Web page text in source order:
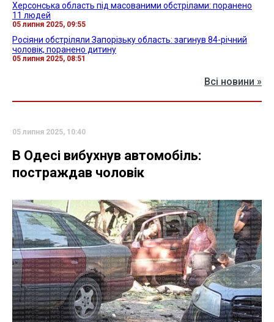
Херсонська область під масованими обстрілами: поранено
11 людей
05 липня 2025, 09:55
Росіяни обстріляли Запорізьку область: загинув 84-річний
чоловік, поранено дитину
05 липня 2025, 08:51
Всі новини »
05 липня 2025, 10:40
В Одесі вибухнув автомобіль:
постраждав чоловік